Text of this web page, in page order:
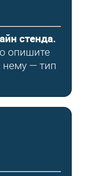
стенда.
опишите
нему — тип